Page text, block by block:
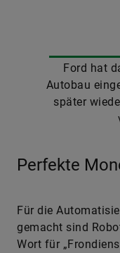
Ford hat
Autobau
später
Perfekte
Für die
gemacht sind
Wort für